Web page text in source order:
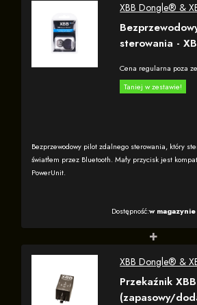
XBB Dongle® &
sterowania -
Cena regularna poza
Taniej w zestawie!
Bezprzewodowy pilot zdalnego sterowania, który
światłem przez Bluetooth. Mały przycisk jest
PowerUnit.
Dostępność:w magazynie
+
XBB Dongle® &
Przekaźnik
(zapasowy/